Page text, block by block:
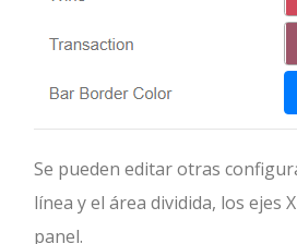
Se pueden editar otras
línea y el área dividida, los ejes
panel.